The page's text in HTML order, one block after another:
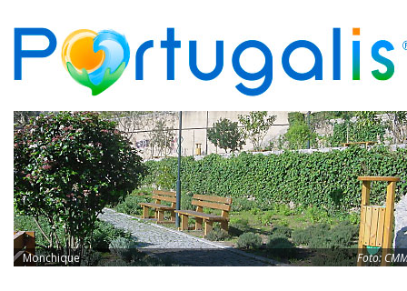
Monchique Foto: